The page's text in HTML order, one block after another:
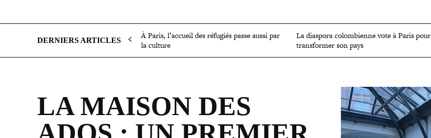
DERNIERS ARTICLES
À Paris, l’accueil des réfugiés passe aussi par
la culture
La diaspora colom­bienne vote à Paris pour
trans­for­mer son pays
LA MAISON DES